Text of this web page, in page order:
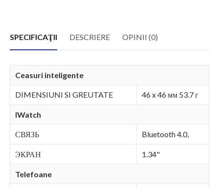
SPECIFICAŢII DESCRIERE OPINII (0)
Ceasuri inteligente
DIMENSIUNI SI GREUTATE 46 x 46 мм 53.7 г
IWatch
СВЯЗЬ Bluetooth 4.0,
ЭКРАН 1.34"
Telefoane